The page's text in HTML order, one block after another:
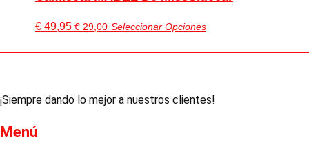
€49,95 El
original
€ 29,00El
actual
Seleccionar OpcionesEste
variantes.
¡Siempre dando lo mejor a nuestros clientes!
Menú